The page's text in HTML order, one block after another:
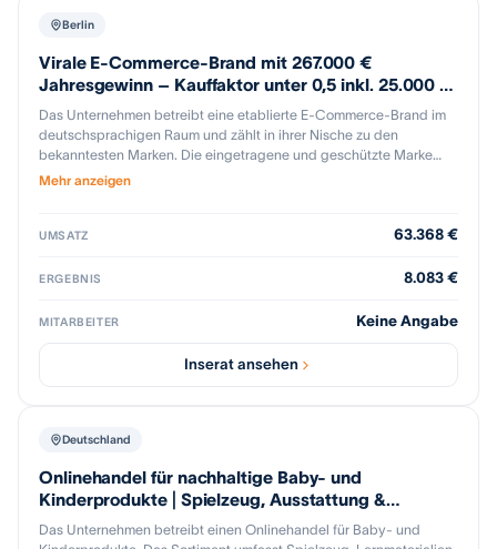
Berlin
Virale E-Commerce-Brand mit 267.000 €
Jahresgewinn – Kauffaktor unter 0,5 inkl. 25.000 €
Warenbestand
Das Unternehmen betreibt eine etablierte E-Commerce-Brand im
deutschsprachigen Raum und zählt in ihrer Nische zu den
bekanntesten Marken. Die eingetragene und geschützte Marke
verfügt über eine engagierte Community und eine hohe organische
überwiegend über den eigenen Onlineshop (ca. 90 %) sowie
ohne aktive Betreuung kontinuierlich weiterlaufen. Bei einem
Warenbestand von ca. 25.000 € bietet das Unternehmen einen
strategischen Gründen, da sich der Inhaber neuen Projekten
Mehr anzeigen
UMSATZ 63.368 €
ERGEBNIS 8.083 €
MITARBEITER Keine Angabe
Inserat ansehen
Deutschland
Onlinehandel für nachhaltige Baby- und
Kinderprodukte | Spielzeug, Ausstattung &
Geschenkideen
Das Unternehmen betreibt einen Onlinehandel für Baby- und